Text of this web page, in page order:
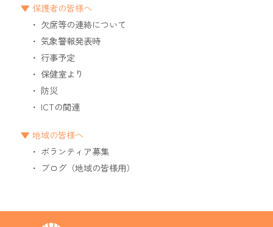
保護者の皆様へ
欠席等の連絡について
気象警報発表時
行事予定
保健室より
防災
ICTの関連
地域の皆様へ
ボランティア募集
ブログ（地域の皆様用）